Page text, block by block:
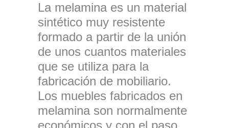
La melamina es un material
sintético muy resistente
formado a partir de la unión
de unos cuantos materiales
que se utiliza para la
fabricación de mobiliario.
Los muebles fabricados en
melamina son normalmente